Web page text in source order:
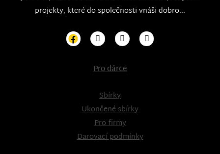
projekty, které do společnosti vnáši dobro...
Pro dárce
Sbírky
Ukončené sbírky
Pro firmy
Darovací podmínky